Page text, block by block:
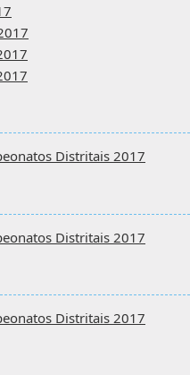
Distritais 2017
Distritais 2017
Distritais 2017